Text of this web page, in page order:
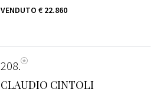
VENDUTO € 22.860
208
CLAUDIO CINTOLI